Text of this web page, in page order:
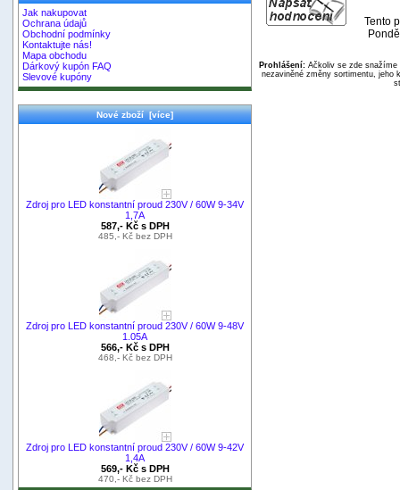
Jak nakupovat
Ochrana údajů
Obchodní podmínky
Kontaktujte nás!
Mapa obchodu
Dárkový kupón FAQ
Slevové kupóny
Nové zboží [více]
Zdroj pro LED konstantní proud 230V / 60W 9-34V
1,7A
587,- Kč s DPH
485,- Kč bez DPH
Zdroj pro LED konstantní proud 230V / 60W 9-48V
1.05A
566,- Kč s DPH
468,- Kč bez DPH
Zdroj pro LED konstantní proud 230V / 60W 9-42V
1,4A
569,- Kč s DPH
470,- Kč bez DPH
Tento
Prohlášení:Ačkoliv se zde snažíme
nezaviněné změny sortimentu, jeho